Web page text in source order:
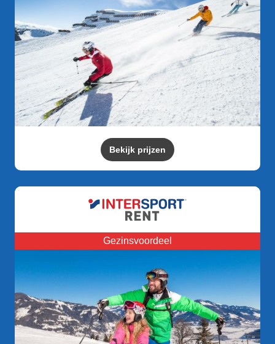
Bekijk prijzen
Gezinsvoordeel